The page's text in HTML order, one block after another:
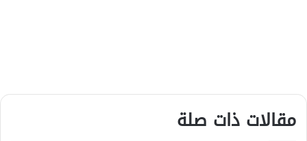
مقالات ذات صلة